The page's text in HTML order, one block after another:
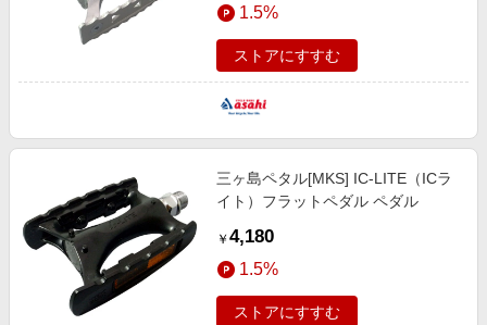
1.5%
ストアにすすむ
三ヶ島ペタル[MKS] IC-LITE（ICラ
イト）フラットペダル ペダル
￥ 4,180
1.5%
ストアにすすむ